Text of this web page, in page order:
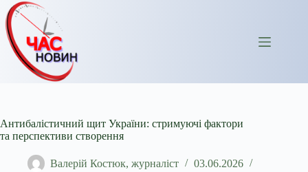
Перейти
до
вмісту
Антибалістичний щит України: стримуючі фактори
та перспективи створення
Валерій Костюк, журналіст
03.06.2026